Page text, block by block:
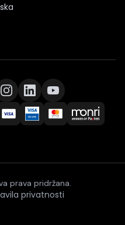
prava pridržana.
privatnosti